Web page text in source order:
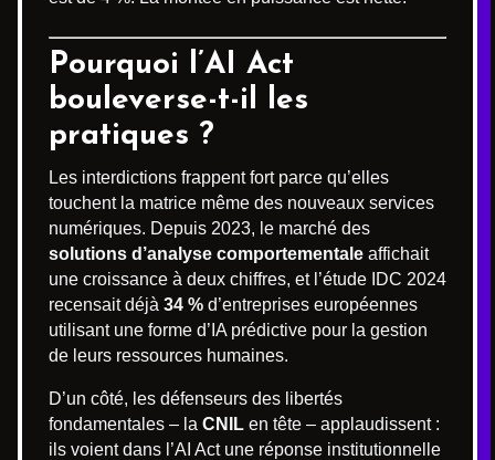
Pourquoi l’AI Act
bouleverse-t-il les
pratiques ?
Les interdictions frappent fort parce qu’elles
touchent la matrice même des nouveaux services
numériques. Depuis 2023, le marché des
solutions d’analyse comportementale affichait
une croissance à deux chiffres, et l’étude IDC 2024
recensait déjà 34 % d’entreprises européennes
utilisant une forme d’IA prédictive pour la gestion
de leurs ressources humaines.
D’un côté, les défenseurs des libertés
fondamentales – la CNIL en tête – applaudissent :
ils voient dans l’AI Act une réponse institutionnelle